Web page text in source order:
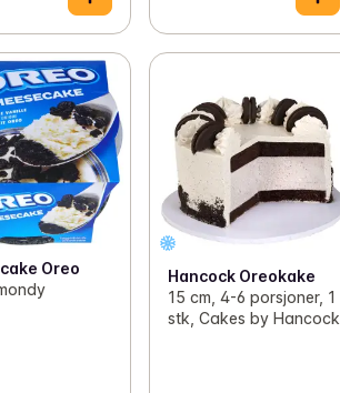
Oreo
Hancock Oreokake
15 cm, 4-6 porsjoner, 1
stk, Cakes by Hancock